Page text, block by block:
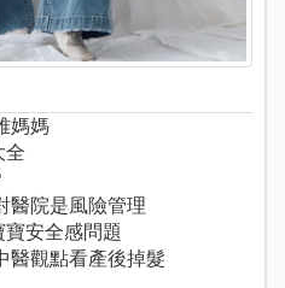
媽媽
全
醫院是風險管理
安全感問題
醫觀點看產後掉髮